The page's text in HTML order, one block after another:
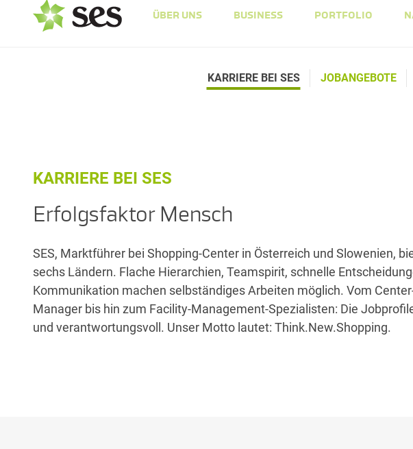
ÜBER UNS BUSINESS PORTFOLIO
KARRIERE BEI SES JOBANGEBOTE
KARRIERE BEI SES
Erfolgsfaktor Mensch
SES, Marktführer bei Shopping-Center in Österreich und Slowenien,
sechs Ländern. Flache Hierarchien, Teamspirit, schnelle
Kommunikation machen selbständiges Arbeiten möglich. Vom
Manager bis hin zum Facility-Management-Spezialisten: Die
und verantwortungsvoll. Unser Motto lautet: Think.New.Shopping.